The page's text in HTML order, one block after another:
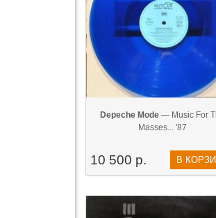
Depeche Mode— Music For
Masses... '87
10 500 р. В